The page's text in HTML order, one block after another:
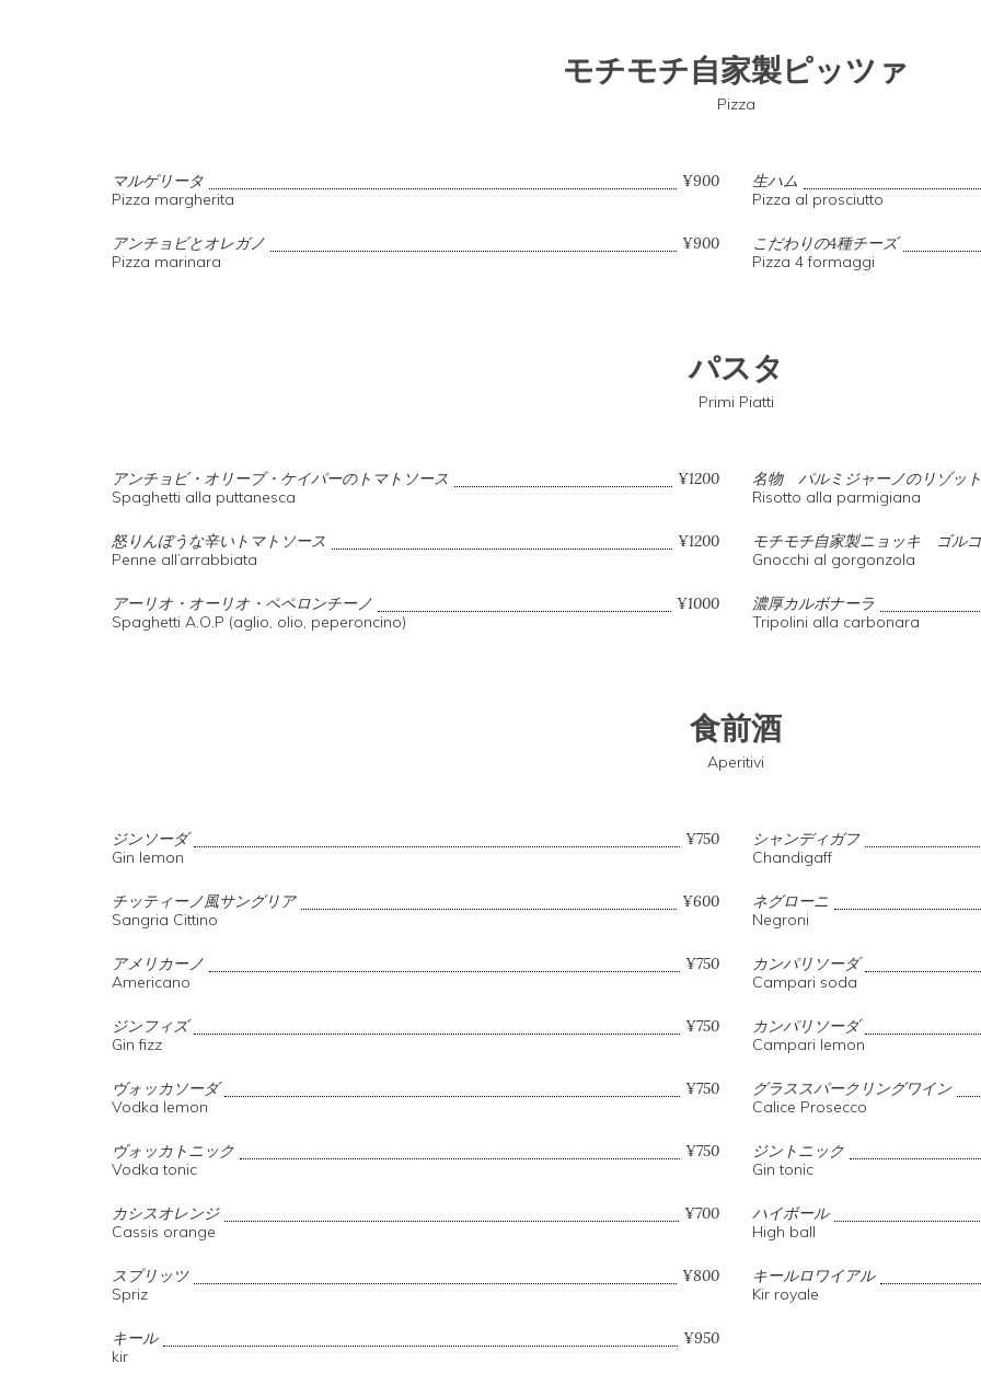
モチモチ自家製ピッツァ
Pizza
マルゲリータ
¥900
Pizza margherita
生ハム
Pizza al prosciutto
アンチョビとオレガノ
¥900
Pizza marinara
こだわりの4種チーズ
Pizza 4 formaggi
パスタ
Primi Piatti
アンチョビ・オリーブ・ケイパーのトマトソース
¥1200
Spaghetti alla puttanesca
名物 パルミジャーノのリゾット
Risotto alla parmigiana
怒りんぼうな辛いトマトソース
¥1200
Penne all’arrabbiata
モチモチ自家製ニョッキ ゴル
Gnocchi al gorgonzola
アーリオ・オーリオ・ペペロンチーノ
¥1000
Spaghetti A.O.P (aglio, olio, peperoncino)
濃厚カルボナーラ
Tripolini alla carbonara
食前酒
Aperitivi
ジンソーダ
¥750
Gin lemon
シャンディガフ
Chandigaff
チッティーノ風サングリア
¥600
Sangria Cittino
ネグローニ
Negroni
アメリカーノ
¥750
Americano
カンパリソーダ
Campari soda
ジンフィズ
¥750
Gin fizz
カンパリソーダ
Campari lemon
ヴォッカソーダ
¥750
Vodka lemon
グラススパークリングワイン
Calice Prosecco
ヴォッカトニック
¥750
Vodka tonic
ジントニック
Gin tonic
カシスオレンジ
¥700
Cassis orange
ハイボール
High ball
スプリッツ
¥800
Spriz
キールロワイアル
Kir royale
キール
¥950
kir